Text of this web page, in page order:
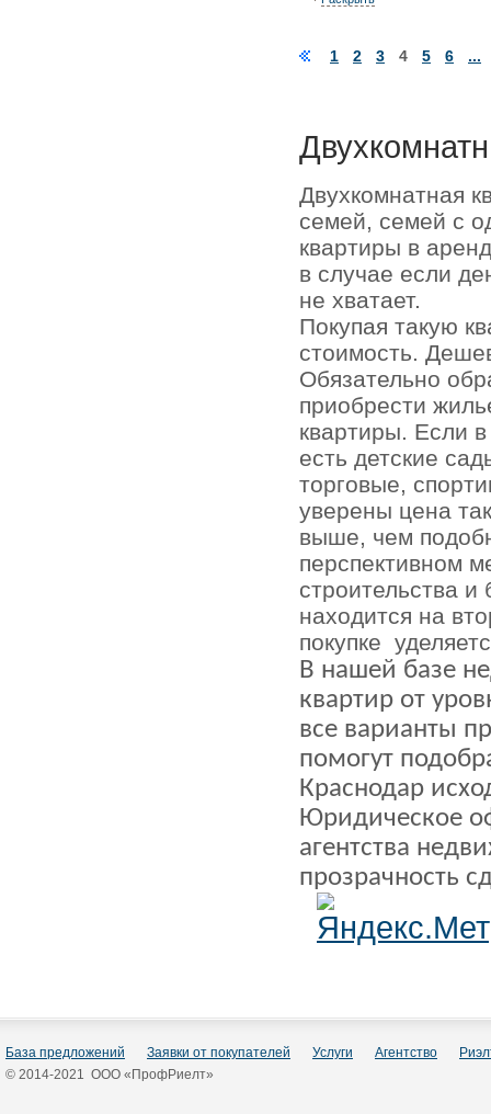
1 2 3 4 5 6 ...
Двухкомнатная
семей, семей с
квартиры в
в случае если
не хватает.
Покупая такую
стоимость.
Обязательно
приобрести
квартиры. Если
есть детские
торговые,
уверены цена
выше, чем
перспективном
строительства
находится на
покупке
В нашей базе
квартир от
все варианты
помогут
Краснодар
Юридическое
агентства
прозрачность
База предложений Заявки от покупателей Услуги Агентство
© 2014-2021 ООО «ПрофРиелт»